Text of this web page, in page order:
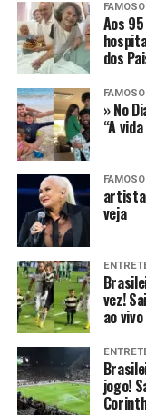
Aos
dos
» No
“A
veja
vez!
ao vivo
jogo!